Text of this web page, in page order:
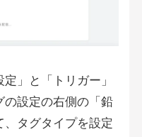
」と「トリガー」
の設定の右側の「鉛
タグタイプを設定